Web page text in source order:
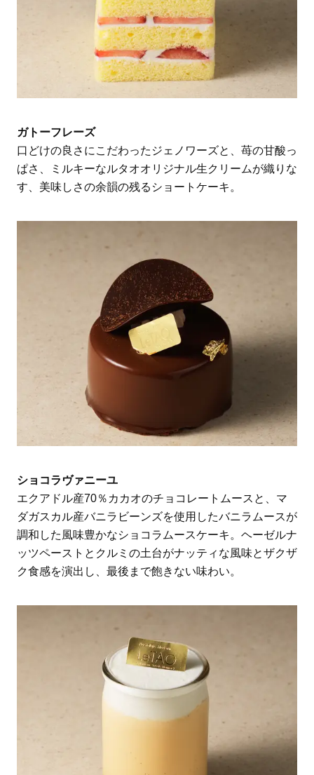
ガトーフレーズ
口どけの良さにこだわったジェノワーズと、苺の甘酸っ
ぱさ、ミルキーなルタオオリジナル生クリームが織りな
す、美味しさの余韻の残るショートケーキ。
ショコラヴァニーユ
エクアドル産70％カカオのチョコレートムースと、マ
ダガスカル産バニラビーンズを使用したバニラムースが
調和した風味豊かなショコラムースケーキ。ヘーゼルナ
ッツペーストとクルミの土台がナッティな風味とザクザ
ク食感を演出し、最後まで飽きない味わい。